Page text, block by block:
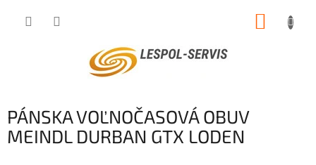
PÁNSKA VOĽNOČASOVÁ OBUV
MEINDL DURBAN GTX LODEN